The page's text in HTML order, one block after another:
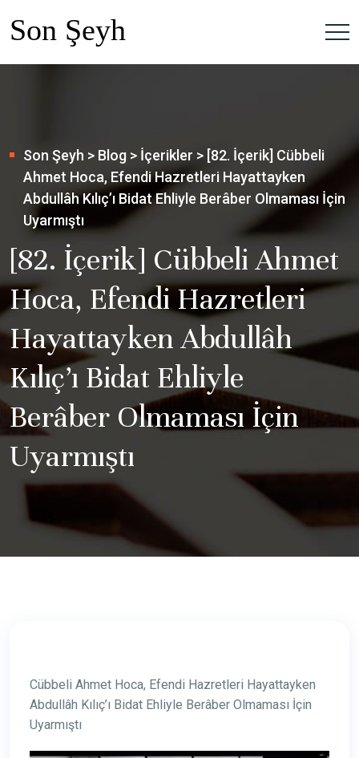
Son Şeyh > Blog > İçerikler > [82. İçerik] Cübbeli
Ahmet Hoca, Efendi Hazretleri Hayattayken
Abdullâh Kılıç’ı Bidat Ehliyle Berâber Olmaması İçin
Uyarmıştı
[82. İçerik] Cübbeli Ahmet
Hoca, Efendi Hazretleri
Hayattayken Abdullâh
Kılıç’ı Bidat Ehliyle
Berâber Olmaması İçin
Uyarmıştı
Cübbeli Ahmet Hoca, Efendi Hazretleri Hayattayken
Abdullâh Kılıç’ı Bidat Ehliyle Berâber Olmaması İçin
Uyarmıştı